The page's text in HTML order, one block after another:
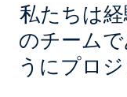
私たちは
のチーム
うにプロ